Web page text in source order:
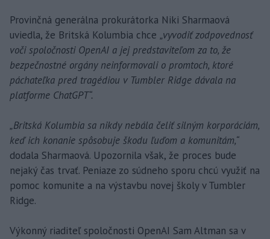
Provinčná generálna prokurátorka Niki Sharmaová
uviedla, že Britská Kolumbia chce „vyvodiť zodpovednosť
voči spoločnosti OpenAI a jej predstaviteľom za to, že
bezpečnostné orgány neinformovali o promtoch, ktoré
páchateľka pred tragédiou v Tumbler Ridge dávala na
platforme ChatGPT“.
„Britská Kolumbia sa nikdy nebála čeliť silným korporáciám,
keď ich konanie spôsobuje škodu ľuďom a komunitám,“
dodala Sharmaová. Upozornila však, že proces bude
nejaký čas trvať. Peniaze zo súdneho sporu chcú využiť na
pomoc komunite a na výstavbu novej školy v Tumbler
Ridge.
Výkonný riaditeľ spoločnosti OpenAI Sam Altman sa v